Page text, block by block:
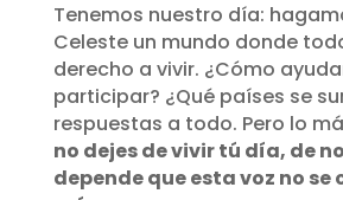
Tenemos nuestro día:
Celeste un mundo donde
derecho a vivir. ¿Cómo
participar? ¿Qué países se
respuestas a todo. Pero lo
no dejes de vivir tú día, de
depende que esta voz no se